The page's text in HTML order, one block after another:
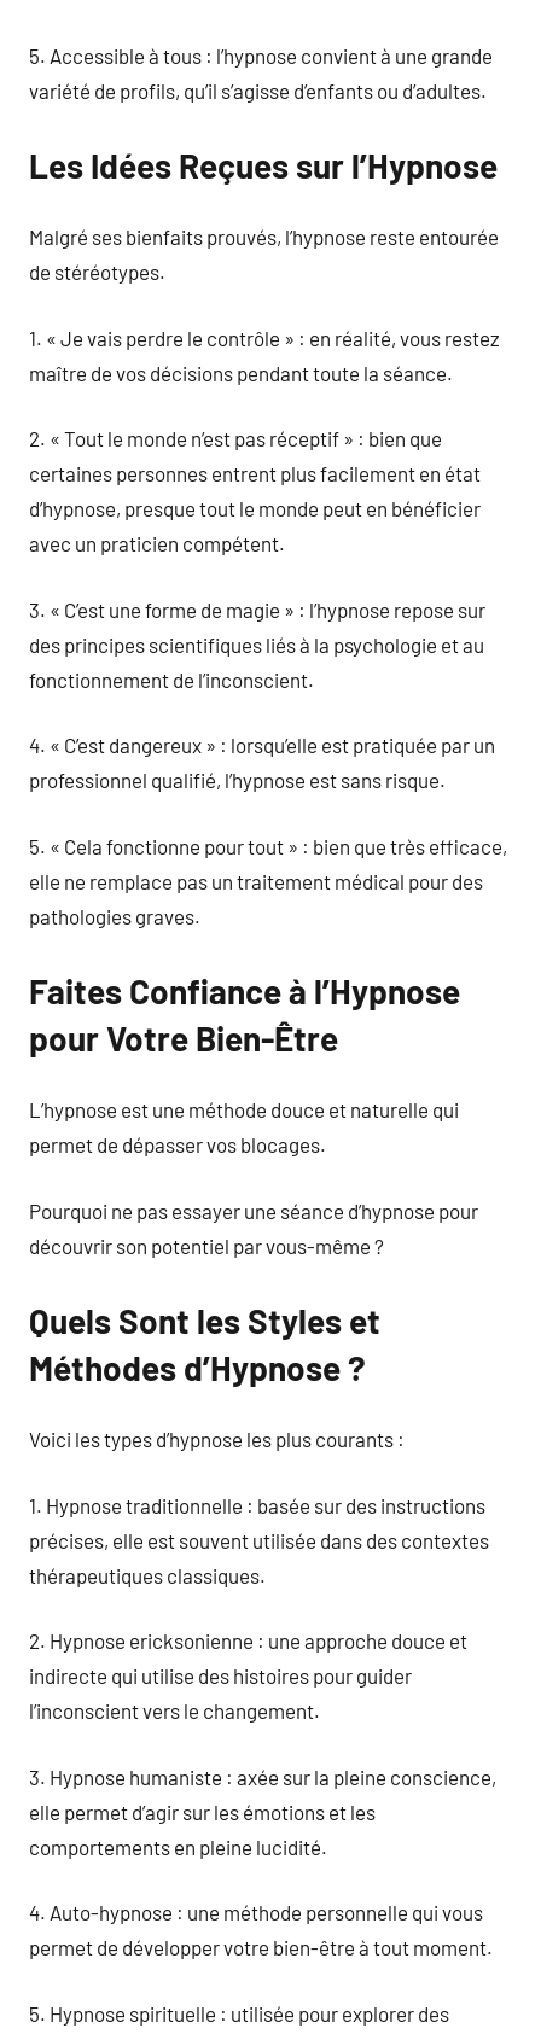
5. Accessible à tous : l’hypnose convient à une grande
variété de profils, qu’il s’agisse d’enfants ou d’adultes.
Les Idées Reçues sur l’Hypnose
Malgré ses bienfaits prouvés, l’hypnose reste entourée
de stéréotypes.
1. « Je vais perdre le contrôle » : en réalité, vous restez
maître de vos décisions pendant toute la séance.
2. « Tout le monde n’est pas réceptif » : bien que
certaines personnes entrent plus facilement en état
d’hypnose, presque tout le monde peut en bénéficier
avec un praticien compétent.
3. « C’est une forme de magie » : l’hypnose repose sur
des principes scientifiques liés à la psychologie et au
fonctionnement de l’inconscient.
4. « C’est dangereux » : lorsqu’elle est pratiquée par un
professionnel qualifié, l’hypnose est sans risque.
5. « Cela fonctionne pour tout » : bien que très efficace,
elle ne remplace pas un traitement médical pour des
pathologies graves.
Faites Confiance à l’Hypnose
pour Votre Bien-Être
L’hypnose est une méthode douce et naturelle qui
permet de dépasser vos blocages.
Pourquoi ne pas essayer une séance d’hypnose pour
découvrir son potentiel par vous-même ?
Quels Sont les Styles et
Méthodes d’Hypnose ?
Voici les types d’hypnose les plus courants :
1. Hypnose traditionnelle : basée sur des instructions
précises, elle est souvent utilisée dans des contextes
thérapeutiques classiques.
2. Hypnose ericksonienne : une approche douce et
indirecte qui utilise des histoires pour guider
l’inconscient vers le changement.
3. Hypnose humaniste : axée sur la pleine conscience,
elle permet d’agir sur les émotions et les
comportements en pleine lucidité.
4. Auto-hypnose : une méthode personnelle qui vous
permet de développer votre bien-être à tout moment.
5. Hypnose spirituelle : utilisée pour explorer des